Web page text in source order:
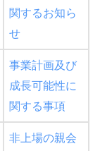
関するお知ら
せ
事業計画及び
成長可能性に
関する事項
非上場の親会